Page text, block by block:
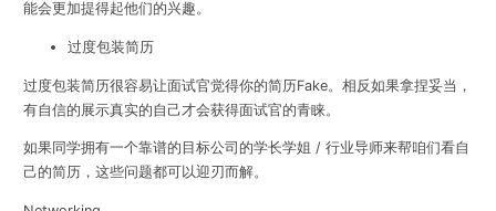
能会更加提得起他们的兴趣。
过度包装简历
过度包装简历很容易让面试官觉得你的简历Fake。相反如果拿捏妥当，
有自信的展示真实的自己才会获得面试官的青睐。
如果同学拥有一个靠谱的目标公司的学长学姐 / 行业导师来帮咱们看自
己的简历，这些问题都可以迎刃而解。